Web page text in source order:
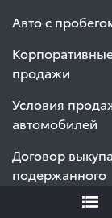
Авто с
продажи
Условия
автомобилей
Договор выкупа
подержанного
автомобиля (ФЛ)